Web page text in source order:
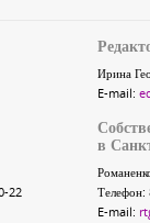
22
Ирина
E-mail:
в
Телефон:
E-mail: